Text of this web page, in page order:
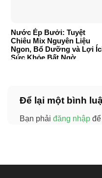
Nước Ép Bưởi: Tuyệt
Chiêu Mix Nguyên Liệu
Ngon, Bổ Dưỡng và Lợi
Sức Khỏe Bất Ngờ
Để lại một bình
Bạn phải đăng nhập